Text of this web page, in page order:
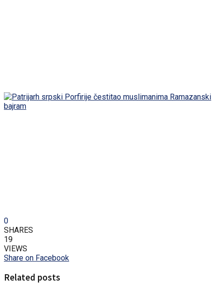
0
SHARES
19
VIEWS
Share on Facebook
Related posts